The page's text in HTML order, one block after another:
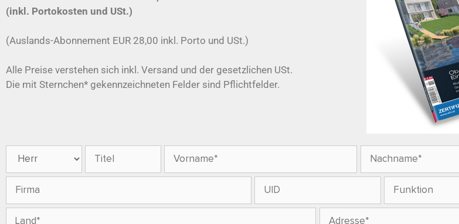
(inkl. Portokosten und USt.)
(Auslands-Abonnement EUR 28,00 inkl. Porto und USt.)
Alle Preise verstehen sich inkl. Versand und der gesetzlichen USt.
Die mit Sternchen* gekennzeichneten Felder sind Pflichtfelder.